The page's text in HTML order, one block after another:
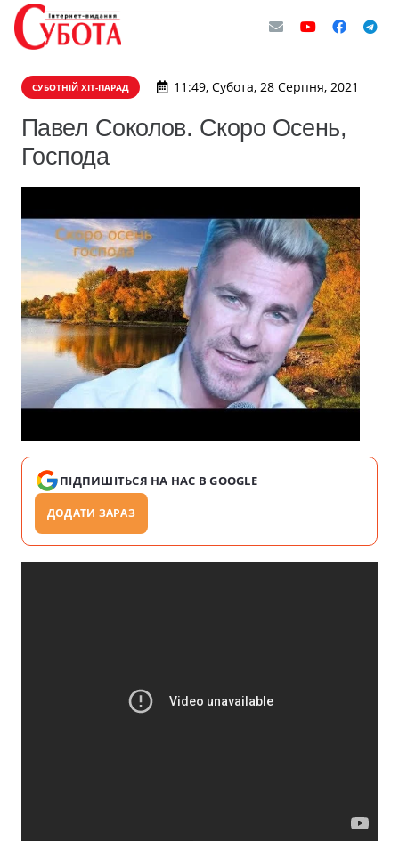
СУБОТНІЙ ХІТ-ПАРАД 11:49, Субота, 28 Серпня, 2021
Павел Соколов. Скоро Осень,
Господа
ПІДПИШІТЬСЯ НА НАС В GOOGLE
ДОДАТИ ЗАРАЗ